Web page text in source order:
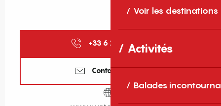
Voir les destinations
Activités
Balades
+33 6 12 26 59 ▒▒
Contactez-nous